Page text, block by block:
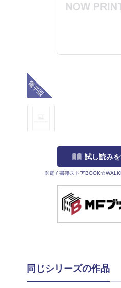
試し読み
※電子書籍ストア
同じシリーズの作品